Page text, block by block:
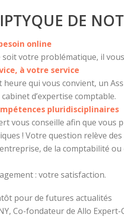
DE
online
soit votre problématique, il
à votre service
heure qui vous convient, un
d’expertise comptable.
pluridisciplinaires
vous conseille afin que vous
! Votre question relève
de la comptabilité
: votre satisfaction.
pour de futures actualités
Co-fondateur de Allo